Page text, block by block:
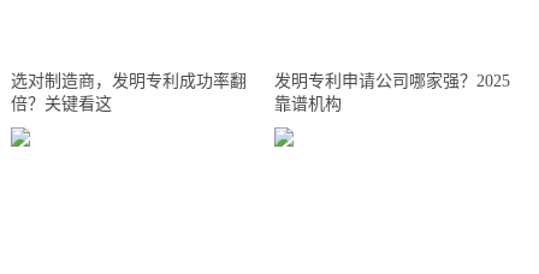
选对制造商，发明专利成功率翻
倍？关键看这
发明专利申请公司哪家强？2025
靠谱机构